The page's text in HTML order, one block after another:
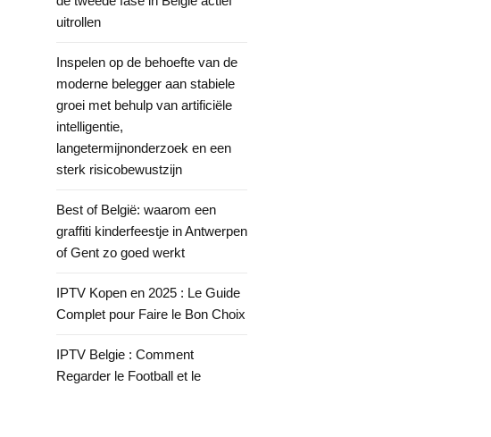
uitrollen
Inspelen op de behoefte van de
moderne belegger aan stabiele
groei met behulp van artificiële
intelligentie,
langetermijnonderzoek en een
sterk risicobewustzijn
Best of België: waarom een
graffiti kinderfeestje in Antwerpen
of Gent zo goed werkt
IPTV Kopen en 2025 : Le Guide
Complet pour Faire le Bon Choix
IPTV Belgie : Comment
Regarder le Football et le